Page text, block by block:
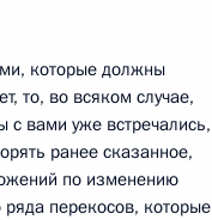
на 2012–
которые должны
то, во всяком случае,
с вами уже встречались,
ранее сказанное,
по изменению
перекосов, которые